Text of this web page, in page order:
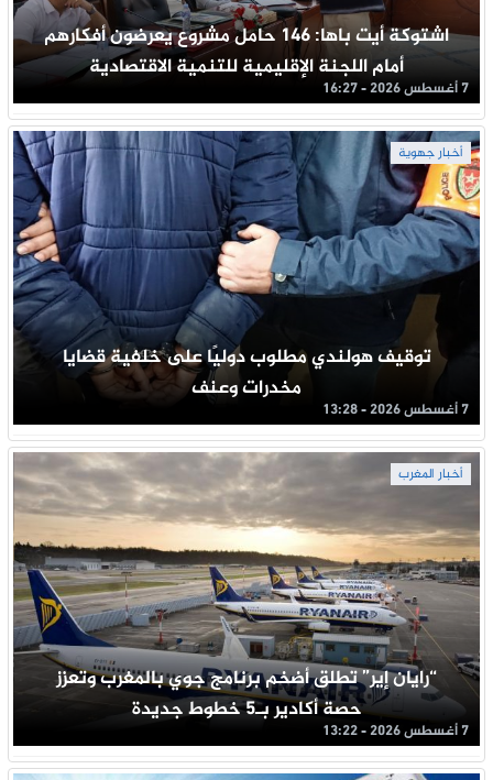
اشتوكة أيت باها: 146 حامل مشروع يعرضون أفكارهم
أمام اللجنة الإقليمية للتنمية الاقتصادية
7 أغسطس 2026 - 16:27
أخبار جهوية
توقيف هولندي مطلوب دوليًا على خلفية قضايا
مخدرات وعنف
7 أغسطس 2026 - 13:28
أخبار المغرب
“رايان إير” تطلق أضخم برنامج جوي بالمغرب وتعزز
حصة أكادير بـ5 خطوط جديدة
7 أغسطس 2026 - 13:22